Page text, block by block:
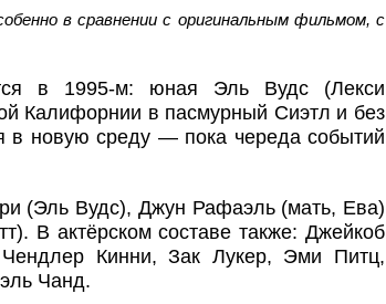
в сравнении с оригинальным фильмом, с
в 1995‑м: юная Эль Вудс (Лекси
Калифорнии в пасмурный Сиэтл и без
в новую среду — пока череда событий
(Эль Вудс), Джун Рафаэль (мать, Ева)
В актёрском составе также: Джейкоб
Кинни, Зак Лукер, Эми Питц,
Чанд.